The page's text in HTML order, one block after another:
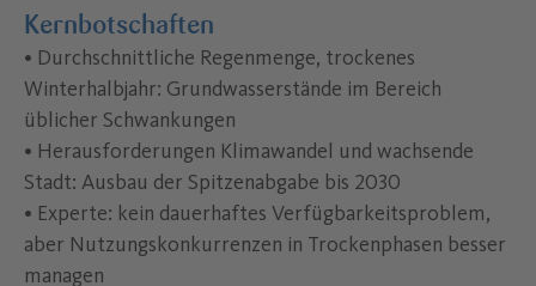
Kernbotschaften
• Durchschnittliche Regenmenge, trockenes
Winterhalbjahr: Grundwasserstände im Bereich
üblicher Schwankungen
• Herausforderungen Klimawandel und wachsende
Stadt: Ausbau der Spitzenabgabe bis 2030
• Experte: kein dauerhaftes Verfügbarkeitsproblem,
aber Nutzungskonkurrenzen in Trockenphasen besser
managen